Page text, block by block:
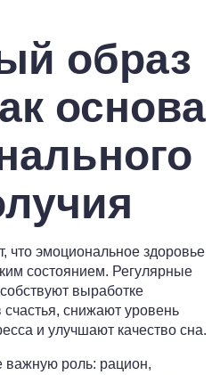
образ
основа
что эмоциональное здоровье
состоянием. Регулярные
выработке
снижают уровень
и улучшают качество сна.
важную роль: рацион,